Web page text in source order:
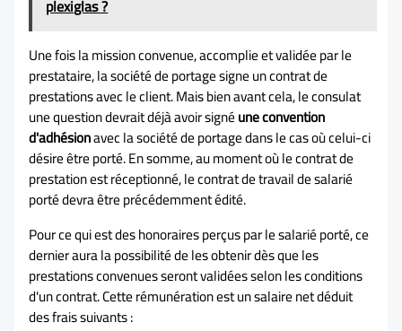
plexiglas ?
Une fois la mission convenue, accomplie et validée par le
prestataire, la société de portage signe un contrat de
prestations avec le client. Mais bien avant cela, le consulat
une question devrait déjà avoir signéune convention
d'adhésionavec la société de portage dans le cas où celui-ci
désire être porté. En somme, au moment où le contrat de
prestation est réceptionné, le contrat de travail de salarié
porté devra être précédemment édité.
Pour ce qui est des honoraires perçus par le salarié porté, ce
dernier aura la possibilité de les obtenir dès que les
prestations convenues seront validées selon les conditions
d'un contrat. Cette rémunération est un salaire net déduit
des frais suivants :